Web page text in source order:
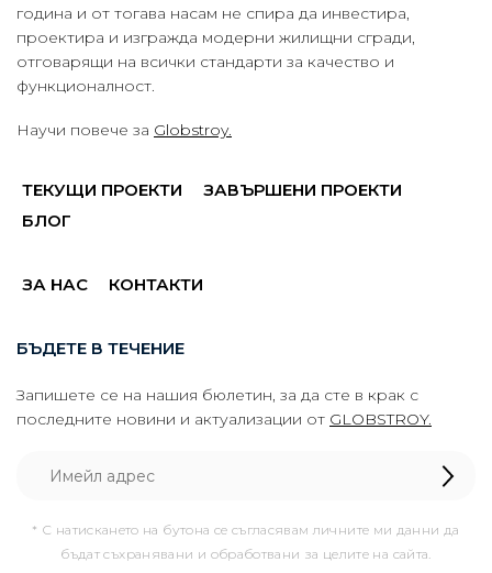
година и от тогава насам не спира да инвестира,
проектира и изгражда модерни жилищни сгради,
отговарящи на всички стандарти за качество и
функционалност.
Научи повече за Globstroy.
ТЕКУЩИ ПРОЕКТИ
ЗАВЪРШЕНИ ПРОЕКТИ
БЛОГ
ЗА НАС КОНТАКТИ
БЪДЕТЕ В ТЕЧЕНИЕ
Запишете се на нашия бюлетин, за да сте в крак с
последните новини и актуализации от GLOBSTROY.
* С натискането на бутона се съгласявам личните ми данни да
бъдат съхранявани и обработвани за целите на сайта.